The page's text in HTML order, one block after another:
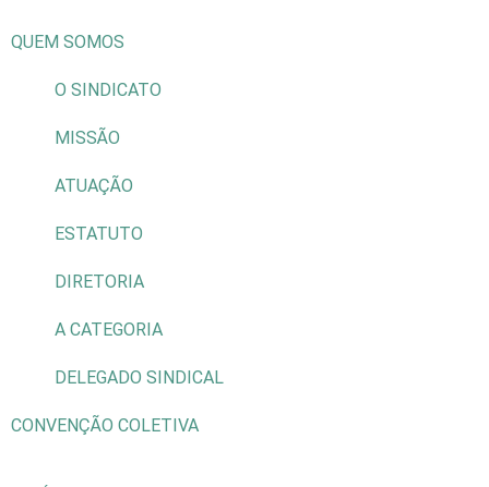
QUEM SOMOS
O SINDICATO
MISSÃO
ATUAÇÃO
ESTATUTO
DIRETORIA
A CATEGORIA
DELEGADO SINDICAL
CONVENÇÃO COLETIVA